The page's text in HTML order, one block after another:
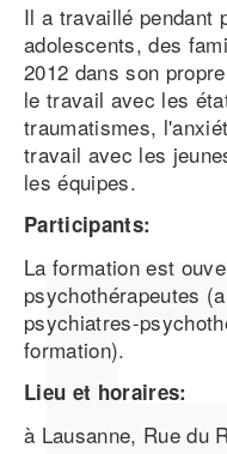
Il a travaillé pendant
adolescents, des
2012 dans son
le travail avec les
traumatismes,
travail avec les
les équipes.
Participants:
La formation est
psychothérapeutes
psychiatres-
formation).
Lieu et horaires:
à Lausanne, Rue du